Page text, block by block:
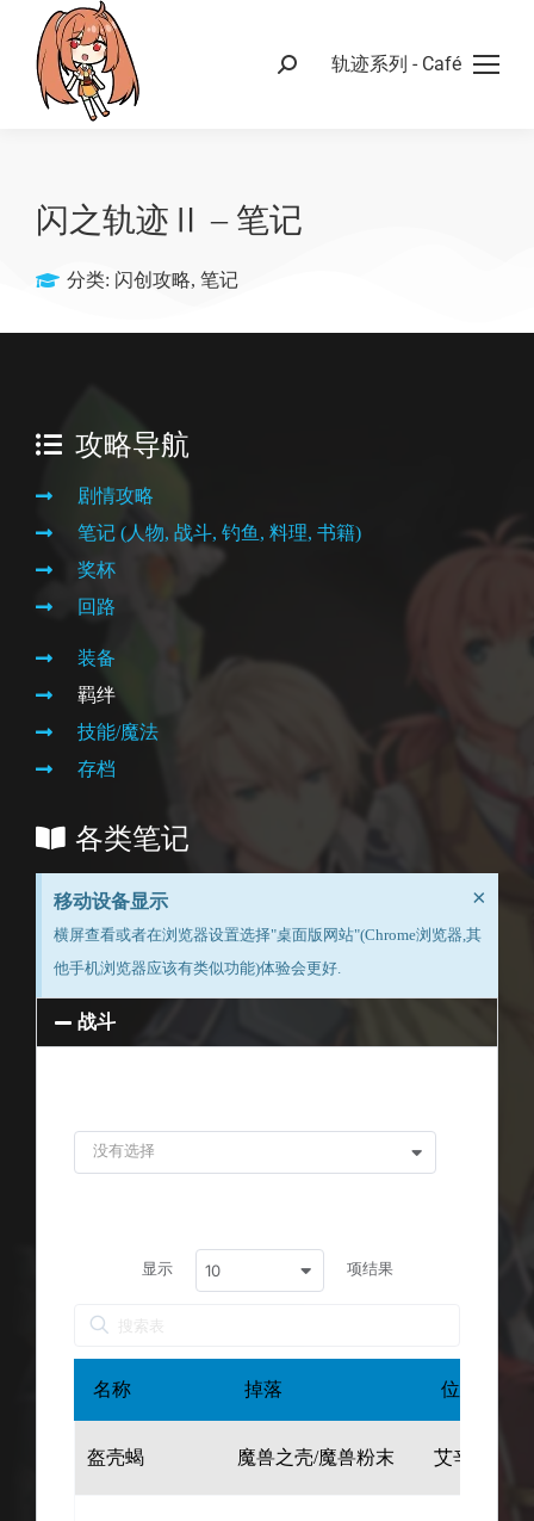
轨迹系列 - Café
闪之轨迹Ⅱ – 笔记
分类: 闪创攻略, 笔记
攻略导航
剧情攻略
笔记 (人物, 战斗, 钓鱼, 料理, 书籍)
奖杯
回路
装备
羁绊
技能/魔法
存档
各类笔记
移动设备显示
横屏查看或者在浏览器设置选择"桌面版网站"(Chrome浏览器,其
他手机浏览器应该有类似功能)体验会更好.
×
战斗
没有选择
显示 10 项结果
名称 掉落 位置
盔壳蝎 魔兽之壳/魔兽粉末 艾辛格特山